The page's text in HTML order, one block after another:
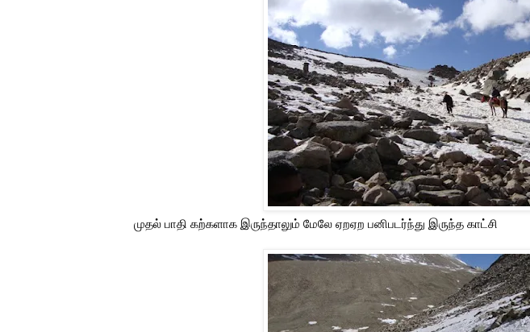
முதல் பாதி கற்களாக இருந்தாலும் மேலே ஏறஏற பனிபடர்ந்து இருந்த காட்சி